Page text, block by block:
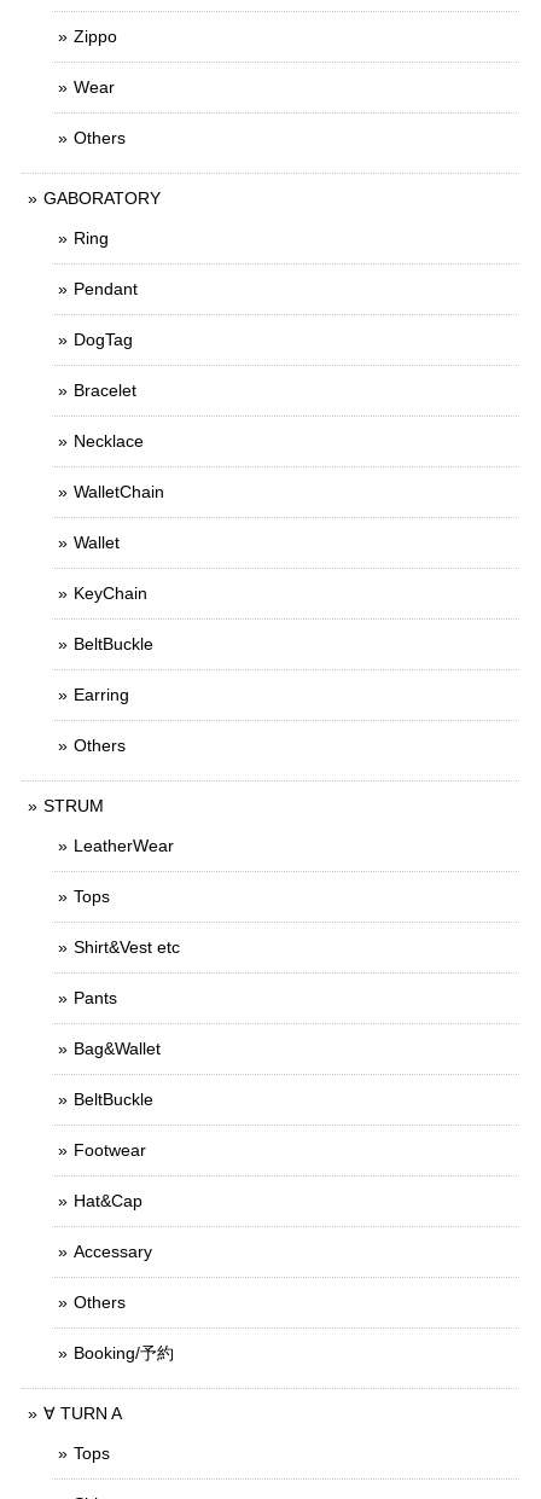
Zippo
Wear
Others
GABORATORY
Ring
Pendant
DogTag
Bracelet
Necklace
WalletChain
Wallet
KeyChain
BeltBuckle
Earring
Others
STRUM
LeatherWear
Tops
Shirt&Vest etc
Pants
Bag&Wallet
BeltBuckle
Footwear
Hat&Cap
Accessary
Others
Booking/予約
∀ TURN A
Tops